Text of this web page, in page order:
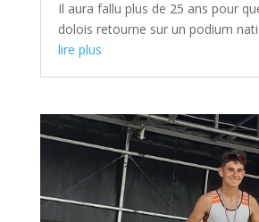
Il aura fallu plus de 25 ans pour
dolois retourne sur un podium
lire plus